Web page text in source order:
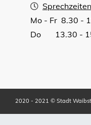
Mo - Fr 8.30 -
Do 13.30 -
2020 - 2021 © Stadt